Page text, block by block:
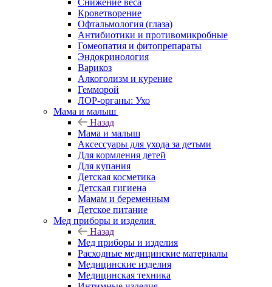
Снижение веса
Кроветворение
Офтальмология (глаза)
Антибиотики и противомикробные
Гомеопатия и фитопрепараты
Эндокринология
Варикоз
Алкоголизм и курение
Гемморой
ЛОР-органы: Ухо
Мама и малыш
Назад
Мама и малыш
Аксессуары для ухода за детьми
Для кормления детей
Для купания
Детская косметика
Детская гигиена
Мамам и беременным
Детское питание
Мед приборы и изделия
Назад
Мед приборы и изделия
Расходные медицинские материалы
Медицинские изделия
Медицинская техника